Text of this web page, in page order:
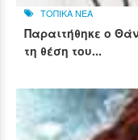
ΤΟΠΙΚΑ ΝΕΑ
Παραιτήθηκε ο
τη θέση του...